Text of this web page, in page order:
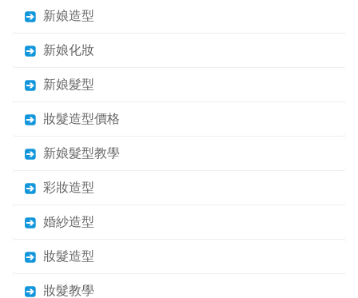
新娘造型
新娘化妝
新娘髮型
妝髮造型價格
新娘髮型教學
彩妝造型
婚紗造型
妝髮造型
妝髮教學